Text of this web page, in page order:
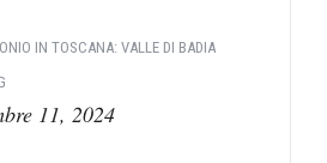
IN TOSCANA: VALLE DI BADIA
11, 2024